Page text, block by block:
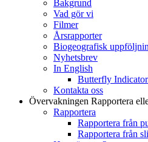
Bakgrund
Vad gör vi
Filmer
Årsrapporter
Biogeografisk
Nyhetsbrev
In English
Butterfly
Kontakta oss
Övervakningen Rapportera
Rapportera
Rapportera från
Rapportera från